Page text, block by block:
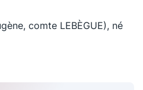
comte LEBÈGUE), né